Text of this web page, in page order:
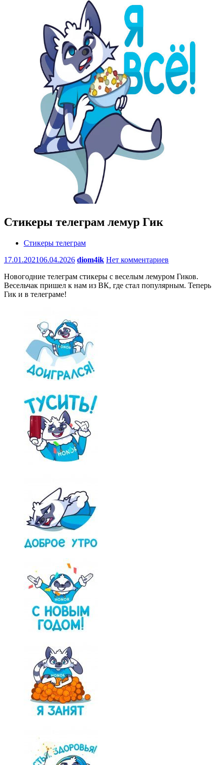
Стикеры телеграм лемур Гик
Стикеры телеграм
17.01.202106.04.2026 diom4ik Нет комментариев
Новогодние телеграм стикеры с веселым лемуром Гиков.
Весельчак пришел к нам из ВК, где стал популярным. Теперь
Гик и в телеграме!